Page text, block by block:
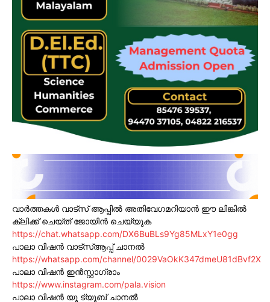
വാർത്തകൾ വാട്സ് ആപ്പിൽ അതിവേഗമറിയാൻ ഈ ലിങ്കിൽ
ക്ലിക്ക് ചെയ്ത് ജോയിൻ ചെയ്യുക
https://chat.whatsapp.com/DX6BuBLs9Yg85MLxY1e0gg
പാലാ വിഷൻ വാട്സ്ആപ്പ് ചാനൽ
https://whatsapp.com/channel/0029VaOkK347dmeU81dBvf2X
പാലാ വിഷൻ ഇൻസ്റ്റാഗ്രാം
https://www.instagram.com/pala.vision
പാലാ വിഷൻ യൂ ട്യൂബ് ചാനൽ